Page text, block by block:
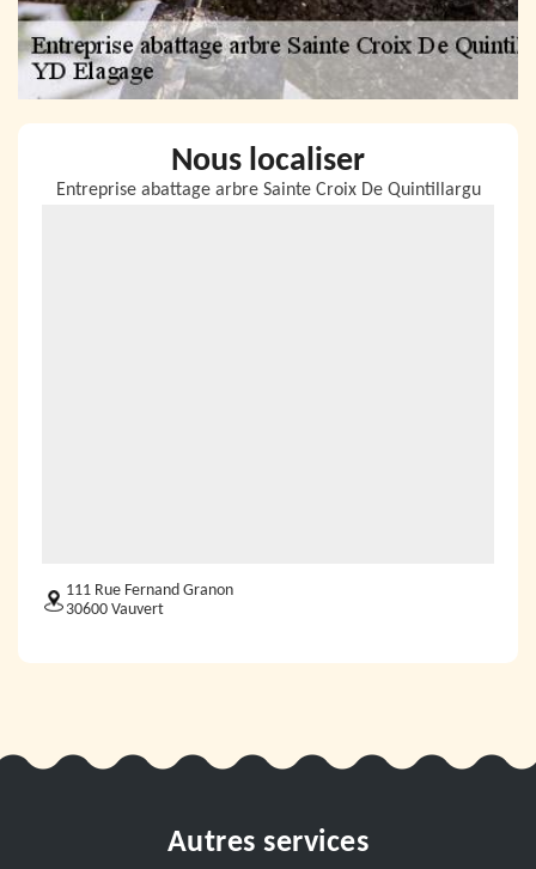
Nous localiser
Entreprise abattage arbre Sainte Croix De Quintillargu
111 Rue Fernand Granon
30600 Vauvert
Autres services